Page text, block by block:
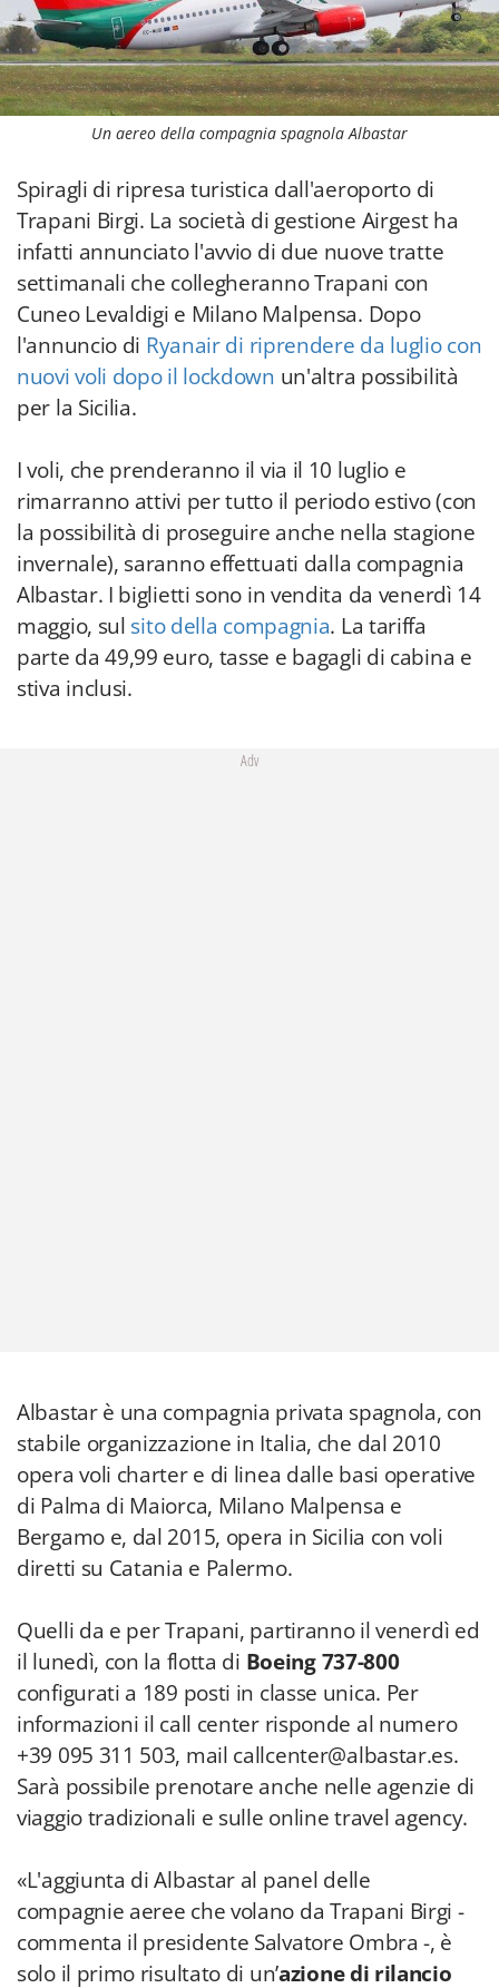
Un aereo della compagnia spagnola Albastar
Spiragli di ripresa turistica dall'aeroporto di
Trapani Birgi. La società di gestione Airgest ha
infatti annunciato l'avvio di due nuove tratte
settimanali che collegheranno Trapani con
Cuneo Levaldigi e Milano Malpensa. Dopo
l'annuncio di Ryanair di riprendere da luglio con
nuovi voli dopo il lockdown un'altra possibilità
per la Sicilia.
I voli, che prenderanno il via il 10 luglio e
rimarranno attivi per tutto il periodo estivo (con
la possibilità di proseguire anche nella stagione
invernale), saranno effettuati dalla compagnia
Albastar. I biglietti sono in vendita da venerdì 14
maggio, sul sito della compagnia. La tariffa
parte da 49,99 euro, tasse e bagagli di cabina e
stiva inclusi.
Adv
Albastar è una compagnia privata spagnola, con
stabile organizzazione in Italia, che dal 2010
opera voli charter e di linea dalle basi operative
di Palma di Maiorca, Milano Malpensa e
Bergamo e, dal 2015, opera in Sicilia con voli
diretti su Catania e Palermo.
Quelli da e per Trapani, partiranno il venerdì ed
il lunedì, con la flotta di Boeing 737-800
configurati a 189 posti in classe unica. Per
informazioni il call center risponde al numero
+39 095 311 503, mail callcenter@albastar.es.
Sarà possibile prenotare anche nelle agenzie di
viaggio tradizionali e sulle online travel agency.
«L'aggiunta di Albastar al panel delle
compagnie aeree che volano da Trapani Birgi -
commenta il presidente Salvatore Ombra -, è
solo il primo risultato di un’azione di rilancio